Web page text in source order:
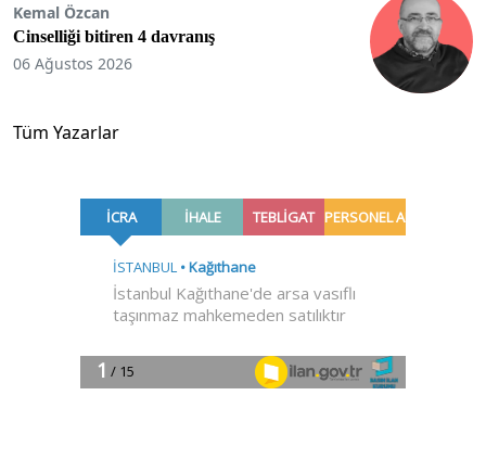
Kemal Özcan
Cinselliği bitiren 4 davranış
06 Ağustos 2026
Tüm Yazarlar